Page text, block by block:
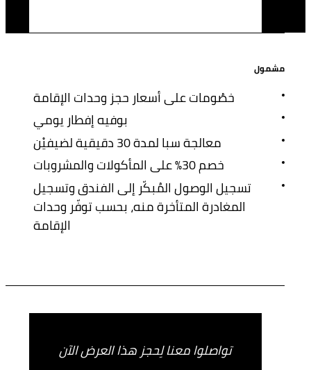
مشمول
خصُومات على أسعار حجز وحدات الإقامة
بوفيه إفطار يومي
معالجة سبا لمدة 30 دقيقية لضيفيْن
خصم 30% على المأكولات والمشروبات
تسجيل الوصول المُبكّر إلى الفندق وتسجيل
المغادرة المتأخرة منه، بحسب توفّر وحدات
الإقامة
تواصلوا معنا لِحجز هذا العرض الآن